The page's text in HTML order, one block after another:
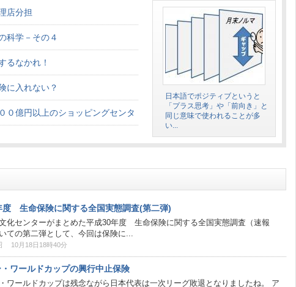
店分担
科学－その４
るなかれ！
に入れない？
０億円以上のショッピングセンタ
日本語でポジティブというと
「プラス思考」や「前向き」と
同じ意味で使われることが多
い...
度 生命保険に関する全国実態調査(第二弾)
化センターがまとめた平成30年度 生命保険に関する全国実態調査（速報
ての第二弾として、今回は保険に...
10月18日18時40分
ワールドカップの興行中止保険
ワールドカップは残念ながら日本代表は一次リーグ敗退となりましたね。 ア